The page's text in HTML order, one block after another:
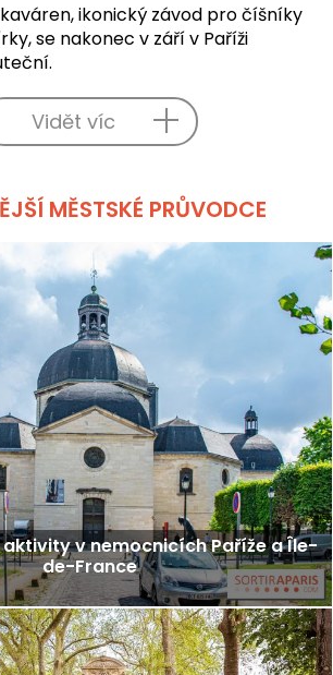
ikonický závod pro číšníky
se nakonec v září v Paříži
Vidět víc
MĚSTSKÉ PRŮVODCE
aktivity v nemocnicích Paříže a Île-
de-France